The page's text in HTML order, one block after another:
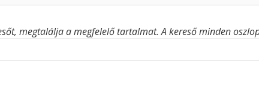
megtalálja a megfelelő tartalmat. A kereső minden